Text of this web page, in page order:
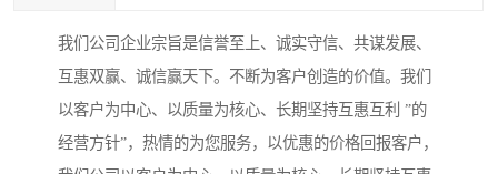
我们公司企业宗旨是信誉至上、诚实守信、共谋发展、
互惠双赢、诚信赢天下。不断为客户创造的价值。我们
以客户为中心、以质量为核心、长期坚持互惠互利 ”的
经营方针”，热情的为您服务，以优惠的价格回报客户，